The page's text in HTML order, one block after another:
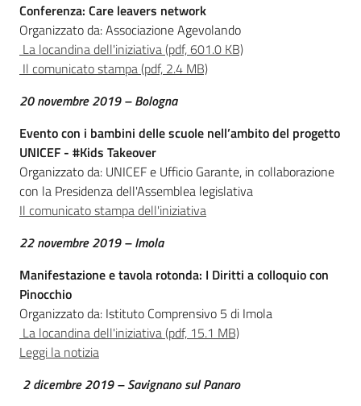
Per i cittadini
Conferenza: Care leavers network
Organizzato da: Associazione Agevolando
La locandina dell'iniziativa (pdf, 601.0 KB)
Il comunicato stampa (pdf, 2.4 MB)
20 novembre 2019 – Bologna
Evento con i bambini delle scuole nell’ambito del progetto
UNICEF - #Kids Takeover
Organizzato da: UNICEF e Ufficio Garante, in collaborazione
con la Presidenza dell'Assemblea legislativa
Il comunicato stampa dell'iniziativa
22 novembre 2019 – Imola
Manifestazione e tavola rotonda: I Diritti a colloquio con
Pinocchio
Organizzato da: Istituto Comprensivo 5 di Imola
La locandina dell'iniziativa (pdf, 15.1 MB)
Leggi la notizia
2 dicembre 2019 – Savignano sul Panaro